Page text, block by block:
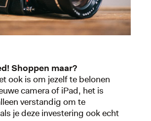
Shoppen maar?
ook is om jezelf te belonen
camera of iPad, het is
verstandig om te
je deze investering ook echt